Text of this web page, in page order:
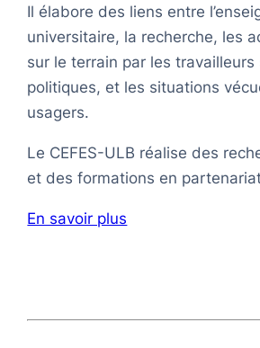
Il élabore des liens entre
universitaire, la recherche, les
sur le terrain par les travailleurs
politiques, et les situations
usagers.
Le CEFES-ULB réalise des
et des formations en
En savoir plus